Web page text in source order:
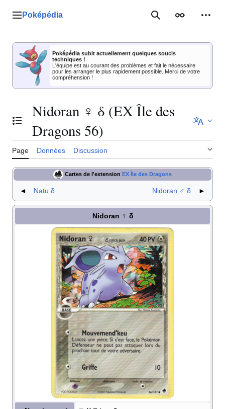
Menu principal
Poképédia RechercherApparence
Poképédia subit actuellement quelques soucis
techniques !
L'équipe est au courant des problèmes et fait le nécessaire
pour les arranger le plus rapidement possible. Merci de votre
compréhension !
Basculer la table des matières
Nidoran ♀ δ (EX Île des
Dragons 56)
Page Données Discussion
Cartes de l'extension EX Île des Dragons
◄ Natu δ Nidoran ♂ δ ►
Nidoran ♀ δ